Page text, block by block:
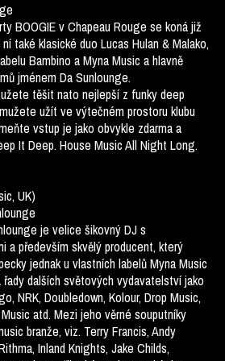
BOOGIE v Chapeau Rouge se koná již
také klasické duo Lucas Hulan & Malako,
Bambino a Myna Music a hlavně
jménem Da Sunlounge.
těšit nato nejlepší z funky deep
užít ve výtečném prostoru klubu
vstup je jako obvykle zdarma a
It Deep. House Music All Night Long.
UK)
je velice šikovný DJ s
a především skvělý producent, který
jednak u vlastních labelů Myna Music
dalších světových vydavatelství jako
NRK, Doubledown, Kolour, Drop Music,
atd. Mezi jeho věrné souputníky
branže, viz. Terry Francis, Andy
Inland Knights, Jake Childs,